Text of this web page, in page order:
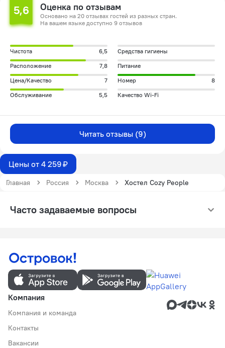
5,6 Оценка по отзывам
Основано на 20 отзывах гостей из разных стран.
На вашем языке доступно 9 отзывов
Чистота 6,5
Средства гигиены
Расположение
7,8
Питание
Цена/Качество
7 Номер
8
Обслуживание
5,5 Качество Wi-Fi
Читать отзывы (9)
Цены от 4 259 ₽
Главная Россия Москва Хостел Cozy People
Часто задаваемые вопросы
Компания
Компания и команда
Контакты
Вакансии